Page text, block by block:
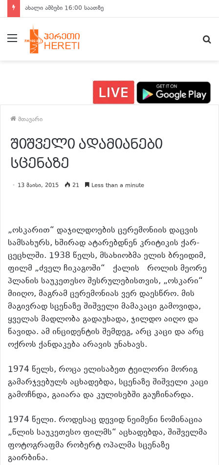
ახალი ამბები 15:00 საათზე
მენიუ
მთავარი
შიშველი ადამიანები
სცენაზე
13 მაისი, 2015 21 Less than a minute
„ოსკარით“ დაჯილდოების ცერემონიის დაცვის
სამსახურს, ხშირად ატარებდნენ კრიტიკის ქარ-
ცეცხლში. 1938 წელს, მსახიობმა ელის ბრეიდიმ,
ფილმ „ძველ ჩიკაგოში“ ქალის როლის მეორე
პლანის საუკეთესო შესრულებისთვის, „ოსკარი“
მიიღო, მაგრამ ცერემონიას ვერ დაესწრო. მის
მაგივრად სცენაზე შიშველი მამაკაცი გამოვიდა,
ყველას მადლობა გადაუხადა, ჯილდო აიღო და
წავიდა. ამ ინციდენტის შემდეგ, არც კაცი და არც
ოქროს ქანდაკება არავის უნახავს.
1974 წელს, როცა ელისაბეთ ტეილორი მორიგ
გამარჯვებულს აცხადებდა, სცენაზე შიშველი კაცი
გამოჩნდა, გაიარა და კულისებში გაუჩინარდა.
1974 წელი. როდესაც დევიდ ნეიმენი ნომინაცია
„წლის საუკეთესო ფილმს“ აცხადებდა, შიშველმა
ფოტოგრაფმა რობერტ ოპალმა სცენაზე
გაირბინა.